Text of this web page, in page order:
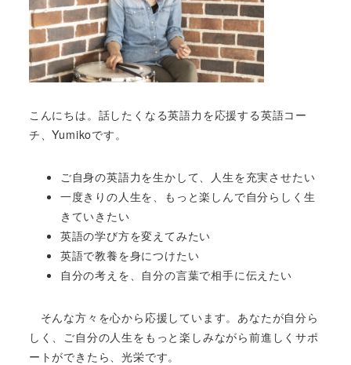
こんにちは。話したくなる英語力を応援する英語コー
チ、Yumikoです。
ご自身の英語力を生かして、人生を充実させたい
一度きりの人生を、もっと楽しんで自分らしく生
きていきたい
英語の学び方を変えてみたい
英語で教養を身につけたい
自分の考えを、自分の言葉で相手に伝えたい
そんな方々を心から応援しています。あなたが自分ら
しく、ご自分の人生をもっと楽しみながら前進しくサポ
ートができたら、光栄です。